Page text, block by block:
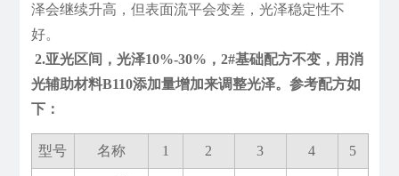
泽会继续升高，但表面流平会变差，光泽稳定性不
好。
2.亚光区间，光泽10%-30%，2#基础配方不变，用消
光辅助材料B110添加量增加来调整光泽。参考配方如
下：
型号 名称 1 2 3 4 5